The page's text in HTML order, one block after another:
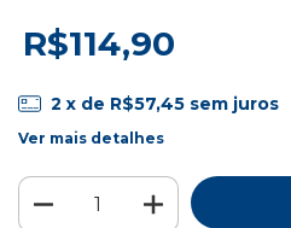
R$114,90
2 x de R$57,45 sem juros
Ver mais detalhes